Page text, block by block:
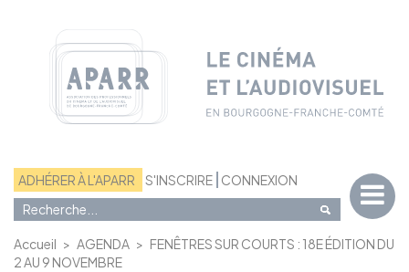
ADHÉRER À L'APARR S'INSCRIRE CONNEXION
Accueil > AGENDA > FENÊTRES SUR COURTS : 18E ÉDITION DU
2 AU 9 NOVEMBRE